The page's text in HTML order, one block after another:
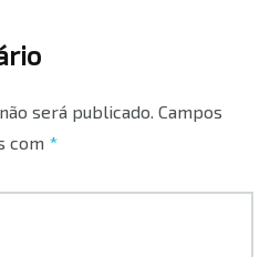
será publicado. Campos
com *